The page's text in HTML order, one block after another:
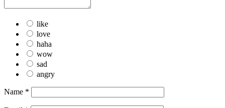
like
love
haha
wow
sad
angry
Name *